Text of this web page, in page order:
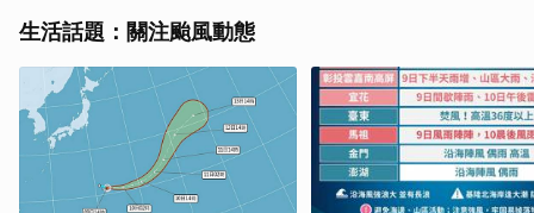
生活話題：關注颱風動態